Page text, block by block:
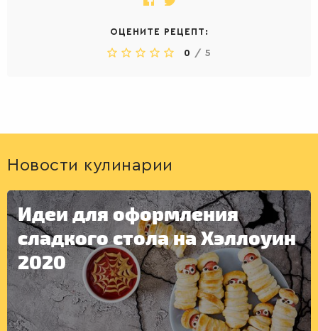
ОЦЕНИТЕ РЕЦЕПТ:
0 / 5
Новости кулинарии
Идеи для оформления
сладкого стола на Хэллоуин
2020